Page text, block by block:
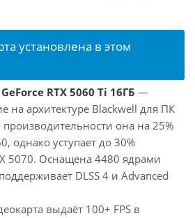
установлена в этом
RTX 5060 Ti 16ГБ —
на архитектуре Blackwell для ПК
она на 25%
однако уступает до 30%
5070. Оснащена 4480 ядрами
DLSS 4 и Advanced
выдаёт 100+ FPS в